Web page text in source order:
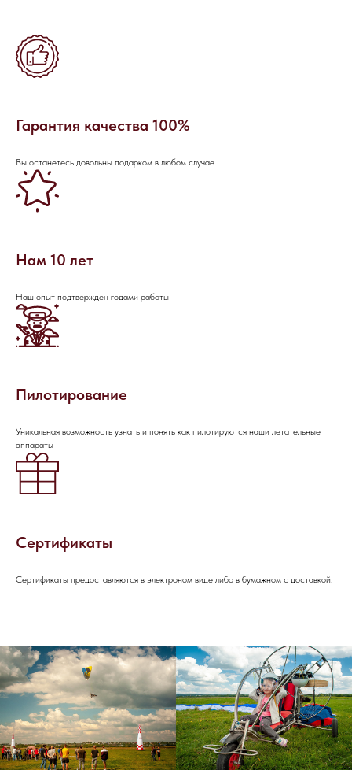
Гарантия качества 100%
Вы останетесь довольны подарком в любом случае
Нам 10 лет
Наш опыт подтвержден годами работы
Пилотирование
Уникальная возможность узнать и понять как пилотируются наши летательные
аппараты
Сертификаты
Сертификаты предоставляются в электроном виде либо в бумажном с доставкой.
ОСТАЛИСЬ
Если вы хотите узнать подробнее о
проведении мероприятия, не
стесняйтесь - пишите или звоните, мы
будем рады вам помочь!
НАПИШИТЕ НАМ В TELEGRAM